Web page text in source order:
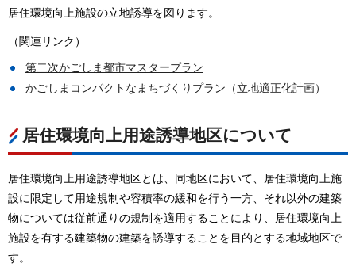
居住環境向上施設の立地誘導を図ります。
（関連リンク）
第二次かごしま都市マスタープラン
かごしまコンパクトなまちづくりプラン（立地適正化計画）
居住環境向上用途誘導地区について
居住環境向上用途誘導地区とは、同地区において、居住環境向上施
設に限定して用途規制や容積率の緩和を行う一方、それ以外の建築
物については従前通りの規制を適用することにより、居住環境向上
施設を有する建築物の建築を誘導することを目的とする地域地区で
す。